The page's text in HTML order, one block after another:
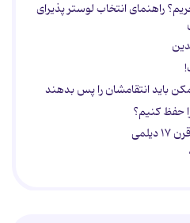
راهنمای انتخاب لوستر پذیرای
حفظ کنیم؟